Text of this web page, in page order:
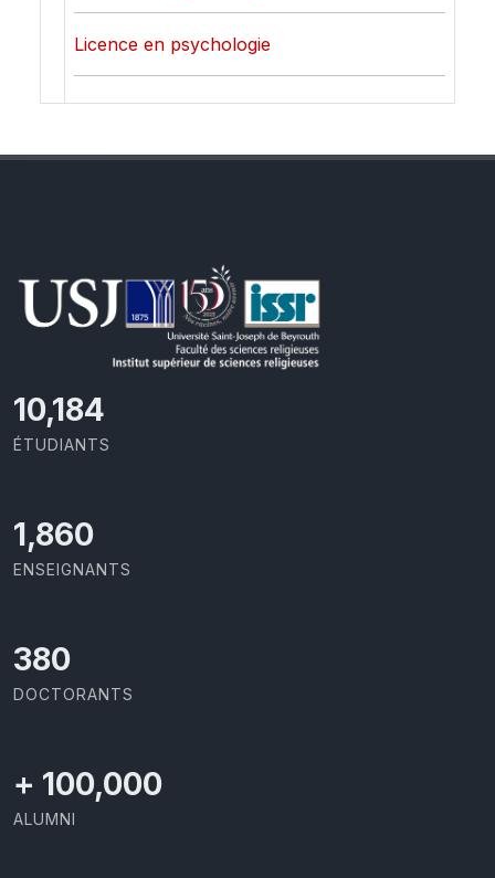
Licence en psychologie
11,110
ÉTUDIANTS
2,029
ENSEIGNANTS
414
DOCTORANTS
+ 100,000
ALUMNI